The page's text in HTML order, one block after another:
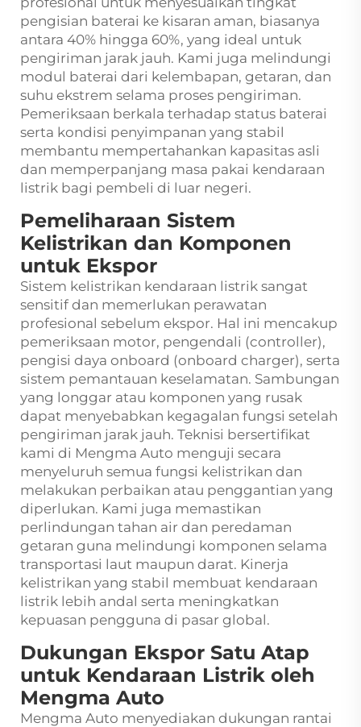
pengisian baterai ke kisaran aman, biasanya
antara 40% hingga 60%, yang ideal untuk
pengiriman jarak jauh. Kami juga melindungi
modul baterai dari kelembapan, getaran, dan
suhu ekstrem selama proses pengiriman.
Pemeriksaan berkala terhadap status baterai
serta kondisi penyimpanan yang stabil
membantu mempertahankan kapasitas asli
dan memperpanjang masa pakai kendaraan
listrik bagi pembeli di luar negeri.
Pemeliharaan Sistem
Kelistrikan dan Komponen
untuk Ekspor
Sistem kelistrikan kendaraan listrik sangat
sensitif dan memerlukan perawatan
profesional sebelum ekspor. Hal ini mencakup
pemeriksaan motor, pengendali (controller),
pengisi daya onboard (onboard charger), serta
sistem pemantauan keselamatan. Sambungan
yang longgar atau komponen yang rusak
dapat menyebabkan kegagalan fungsi setelah
pengiriman jarak jauh. Teknisi bersertifikat
kami di Mengma Auto menguji secara
menyeluruh semua fungsi kelistrikan dan
melakukan perbaikan atau penggantian yang
diperlukan. Kami juga memastikan
perlindungan tahan air dan peredaman
getaran guna melindungi komponen selama
transportasi laut maupun darat. Kinerja
kelistrikan yang stabil membuat kendaraan
listrik lebih andal serta meningkatkan
kepuasan pengguna di pasar global.
Dukungan Ekspor Satu Atap
untuk Kendaraan Listrik oleh
Mengma Auto
Mengma Auto menyediakan dukungan rantai